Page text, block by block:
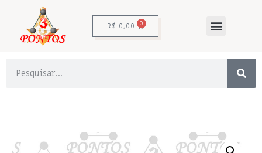
R$ 0,00 0